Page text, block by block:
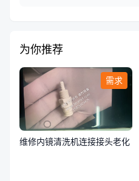
为你推荐
需求
维修内镜清洗机连接接头老化